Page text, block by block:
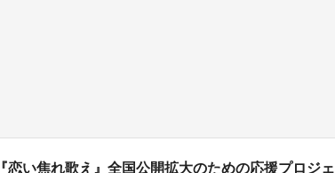
恋い焦れ歌え』全国公開拡大のための応援プロジェ